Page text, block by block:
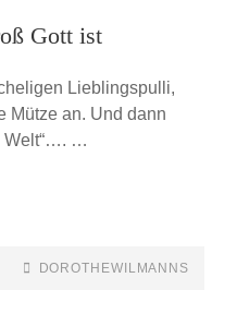
Gott ist
Lieblingspulli,
Mütze an. Und dann
Welt“…. …
DOROTHEWILMANNS